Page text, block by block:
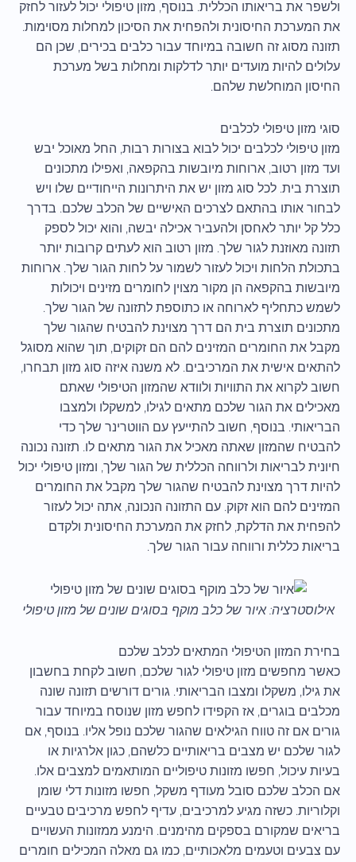
ולשפר את בריאותו הכללית. בנוסף, מזון טיפולי יכול לעזור לחזק
את המערכת החיסונית ולהפחית את הסיכון למחלות מסוימות.
תזונה מסוג זה חשובה במיוחד עבור כלבים בכירים, שכן הם
עלולים להיות מועדים יותר לדלקות ומחלות בשל מערכת
החיסון המוחלשת שלהם.
סוגי מזון טיפולי לכלבים
מזון טיפולי לכלבים יכול לבוא בצורות רבות, החל מאוכל יבש
ועד מזון רטוב, ארוחות מיובשות בהקפאה, ואפילו מתכונים
תוצרת בית. לכל סוג מזון יש את היתרונות הייחודיים שלו ויש
לבחור אותו בהתאם לצרכים האישיים של הכלב שלכם. בדרך
כלל קל יותר לאחסן ולהעביר אכילה יבשה, והוא יכול לספק
תזונה מאוזנת לגור שלך. מזון רטוב הוא לעתים קרובות יותר
בתכולת הלחות ויכול לעזור לשמור על לחות הגור שלך. ארוחות
מיובשות בהקפאה הן מקור מצוין לחומרים מזינים ויכולות
לשמש כתחליף לארוחה או כתוספת לתזונה של הגור שלך.
מתכונים תוצרת בית הם דרך מצוינת להבטיח שהגור שלך
מקבל את החומרים המזינים להם הם זקוקים, תוך שהוא מסוגל
להתאים אישית את המרכיבים. לא משנה איזה סוג מזון תבחרו,
חשוב לקרוא את התוויות ולוודא שהמזון הטיפולי שאתם
מאכילים את הגור שלכם מתאים לגילו, למשקלו ולמצבו
הבריאותי. בנוסף, חשוב להתייעץ עם הווטרינר שלך כדי
להבטיח שהמזון שאתה מאכיל את הגור מתאים לו. תזונה נכונה
חיונית לבריאות ולרווחה הכללית של הגור שלך, ומזון טיפולי יכול
להיות דרך מצוינת להבטיח שהגור שלך מקבל את החומרים
המזינים להם הוא זקוק. עם התזונה הנכונה, אתה יכול לעזור
להפחית את הדלקת, לחזק את המערכת החיסונית ולקדם
בריאות כללית ורווחה עבור הגור שלך.
אילוסטרציה: איור של כלב מוקף בסוגים שונים של מזון טיפולי
בחירת המזון הטיפולי המתאים לכלב שלכם
כאשר מחפשים מזון טיפולי לגור שלכם, חשוב לקחת בחשבון
את גילו, משקלו ומצבו הבריאותי. גורים דורשים תזונה שונה
מכלבים בוגרים, אז הקפידו לחפש מזון שנוסח במיוחד עבור
גורים אם זה טווח הגילאים שהגור שלכם נופל אליו. בנוסף, אם
לגור שלכם יש מצבים בריאותיים כלשהם, כגון אלרגיות או
בעיות עיכול, חפשו מזונות טיפוליים המותאמים למצבים אלו.
אם הכלב שלכם סובל מעודף משקל, חפשו מזונות דלי שומן
וקלוריות. כשזה מגיע למרכיבים, עדיף לחפש מרכיבים טבעיים
בריאים שמקורם בספקים מהימנים. הימנע ממזונות העשויים
עם צבעים וטעמים מלאכותיים, כמו גם מאלה המכילים חומרים